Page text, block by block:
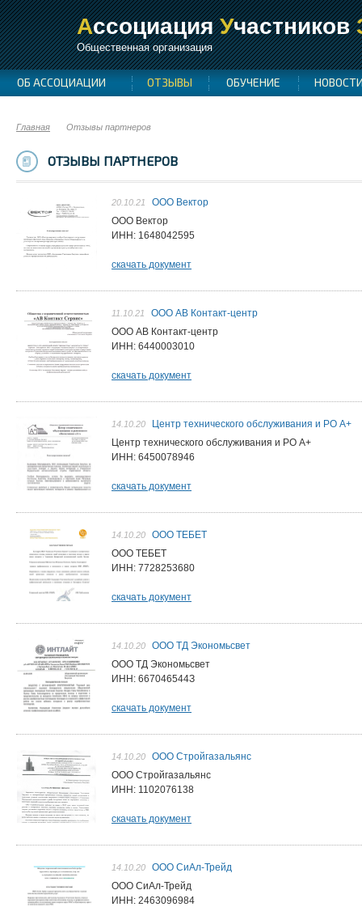
АссоциацияУчастников
Общественная организация
ОБ АССОЦИАЦИИ ОТЗЫВЫ ОБУЧЕНИЕ
Главная Отзывы партнеров
ОТЗЫВЫ ПАРТНЕРОВ
20.10.21
ООО Вектор
ООО Вектор
ИНН: 1648042595
скачать документ
11.10.21
ООО АВ Контакт-центр
ООО АВ Контакт-центр
ИНН: 6440003010
скачать документ
14.10.20
Центр технического обслуживания и РО А+
Центр технического обслуживания и РО А+
ИНН: 6450078946
скачать документ
14.10.20
ООО ТЕБЕТ
ООО ТЕБЕТ
ИНН: 7728253680
скачать документ
14.10.20
ООО ТД Экономьсвет
ООО ТД Экономьсвет
ИНН: 667046544З
скачать документ
14.10.20
ООО Стройгазальянс
ООО Стройгазальянс
ИНН: 1102076138
скачать документ
14.10.20
ООО СиАл-Трейд
ООО СиАл-Трейд
ИНН: 2463096984